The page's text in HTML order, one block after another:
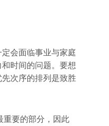
会面临事业与家庭
时间的问题。要想
次序的排列是致胜
重要的部分，因此